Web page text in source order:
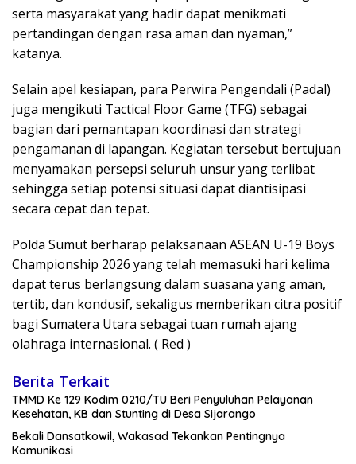
serta masyarakat yang hadir dapat menikmati
pertandingan dengan rasa aman dan nyaman,”
katanya.
Selain apel kesiapan, para Perwira Pengendali (Padal)
juga mengikuti Tactical Floor Game (TFG) sebagai
bagian dari pemantapan koordinasi dan strategi
pengamanan di lapangan. Kegiatan tersebut bertujuan
menyamakan persepsi seluruh unsur yang terlibat
sehingga setiap potensi situasi dapat diantisipasi
secara cepat dan tepat.
Polda Sumut berharap pelaksanaan ASEAN U-19 Boys
Championship 2026 yang telah memasuki hari kelima
dapat terus berlangsung dalam suasana yang aman,
tertib, dan kondusif, sekaligus memberikan citra positif
bagi Sumatera Utara sebagai tuan rumah ajang
olahraga internasional. ( Red )
Berita Terkait
TMMD Ke 129 Kodim 0210/TU Beri Penyuluhan Pelayanan
Kesehatan, KB dan Stunting di Desa Sijarango
Bekali Dansatkowil, Wakasad Tekankan Pentingnya
Komunikasi